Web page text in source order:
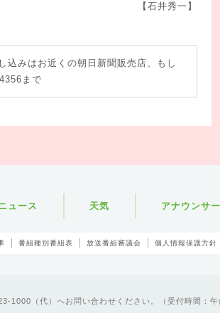
【石井秀一】
みはお近くの朝日新聞販売店、もし
まで
ュース 天気 アナウンサー
番組種別番組表 放送番組審議会 個人情報保護方針
1000（代）へお問い合わせください。（受付時間：